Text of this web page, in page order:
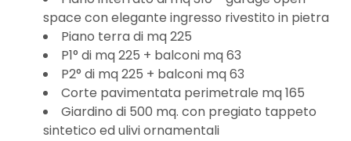
space con elegante ingresso rivestito in pietra
Piano terra di mq 225
P1° di mq 225 + balconi mq 63
P2° di mq 225 + balconi mq 63
Corte pavimentata perimetrale mq 165
Giardino di 500 mq. con pregiato tappeto
sintetico ed ulivi ornamentali
Locali
minimi
Qualsiasi